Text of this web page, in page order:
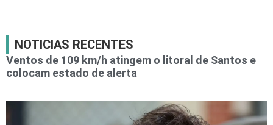
NOTICIAS RECENTES
Ventos de 109 km/h atingem o litoral de Santos e
colocam estado de alerta